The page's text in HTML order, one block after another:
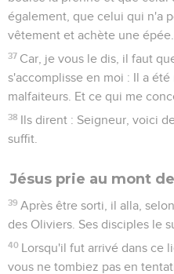
également, que celui qui n'a
vêtement et achète une épée.
37 Car, je vous le dis, il faut
s'accomplisse en moi : Il a
malfaiteurs. Et ce qui me
38 Ils dirent : Seigneur, voici
suffit.
Jésus prie au mont
39 Après être sorti, il alla,
des Oliviers. Ses disciples le
40 Lorsqu'il fut arrivé dans ce
vous ne tombiez pas en